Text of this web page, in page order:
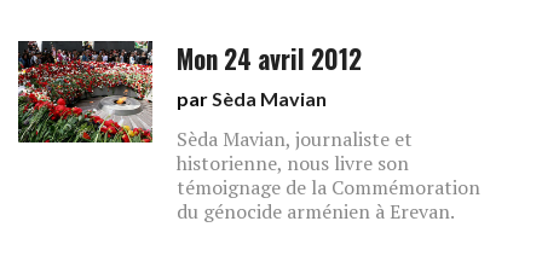
Mon 24 avril 2012
parSèda Mavian
Sèda Mavian, journaliste et
historienne, nous livre son
témoignage de la Commémoration
du génocide arménien à Erevan.